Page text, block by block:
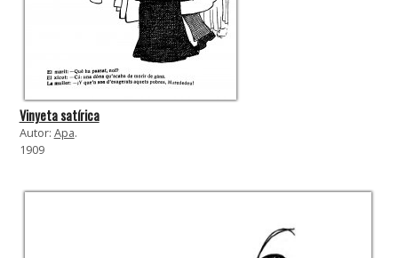
Vinyeta satírica
Autor: Apa.
1909